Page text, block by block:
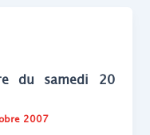
du samedi 20
2007